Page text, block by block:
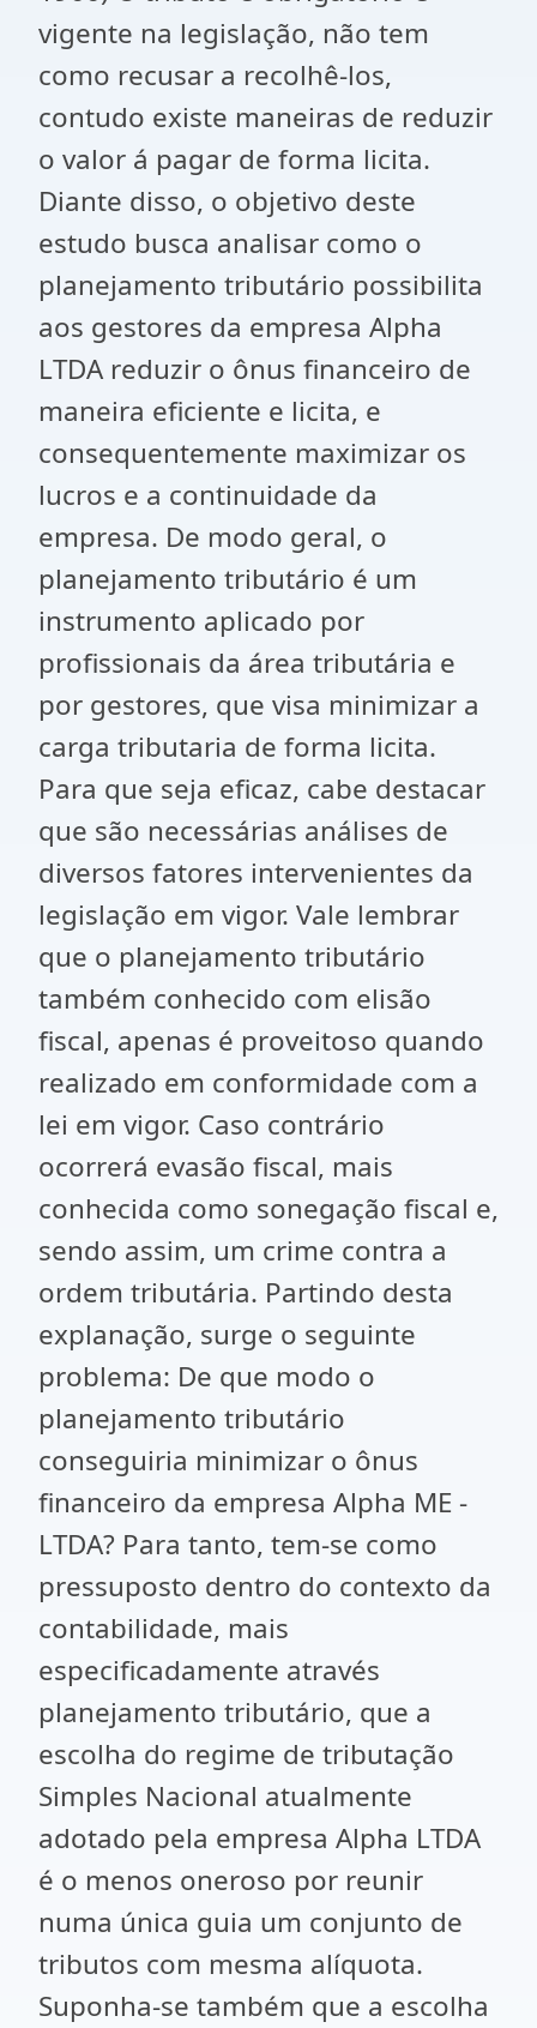
vigente na legislação, não tem
como recusar a recolhê-los,
contudo existe maneiras de reduzir
o valor á pagar de forma licita.
Diante disso, o objetivo deste
estudo busca analisar como o
planejamento tributário possibilita
aos gestores da empresa Alpha
LTDA reduzir o ônus financeiro de
maneira eficiente e licita, e
consequentemente maximizar os
lucros e a continuidade da
empresa. De modo geral, o
planejamento tributário é um
instrumento aplicado por
profissionais da área tributária e
por gestores, que visa minimizar a
carga tributaria de forma licita.
Para que seja eficaz, cabe destacar
que são necessárias análises de
diversos fatores intervenientes da
legislação em vigor. Vale lembrar
que o planejamento tributário
também conhecido com elisão
fiscal, apenas é proveitoso quando
realizado em conformidade com a
lei em vigor. Caso contrário
ocorrerá evasão fiscal, mais
conhecida como sonegação fiscal e,
sendo assim, um crime contra a
ordem tributária. Partindo desta
explanação, surge o seguinte
problema: De que modo o
planejamento tributário
conseguiria minimizar o ônus
financeiro da empresa Alpha ME -
LTDA? Para tanto, tem-se como
pressuposto dentro do contexto da
contabilidade, mais
especificadamente através
planejamento tributário, que a
escolha do regime de tributação
Simples Nacional atualmente
adotado pela empresa Alpha LTDA
é o menos oneroso por reunir
numa única guia um conjunto de
tributos com mesma alíquota.
Suponha-se também que a escolha